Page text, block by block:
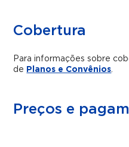
Cobertura
Para informações sobre
de Planos e Convênios.
Preços e